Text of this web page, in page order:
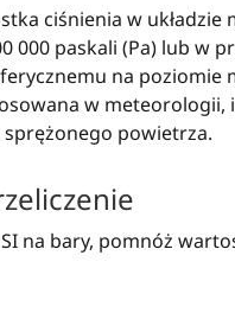
ciśnienia w układzie
000 paskali (Pa) lub w
na poziomie
w meteorologii,
powietrza.
na bary, pomnóż